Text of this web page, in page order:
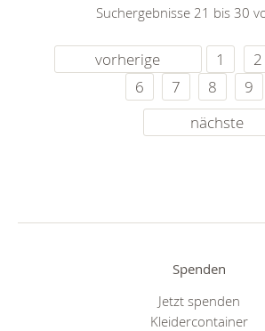
Suchergebnisse 21 bis 30
vorherige 1 2
6
7 8 9
nächste
Spenden
Jetzt spenden
Kleidercontainer